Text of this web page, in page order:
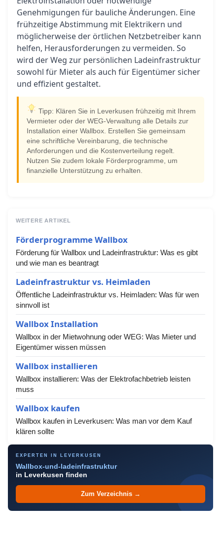
Genehmigungen für bauliche Änderungen. Eine
frühzeitige Abstimmung mit Elektrikern und
möglicherweise der örtlichen Netzbetreiber kann
helfen, Herausforderungen zu vermeiden. So
wird der Weg zur persönlichen Ladeinfrastruktur
sowohl für Mieter als auch für Eigentümer sicher
und effizient gestaltet.
Tipp: Klären Sie in Leverkusen frühzeitig mit Ihrem
Vermieter oder der WEG-Verwaltung alle Details zur
Installation einer Wallbox. Erstellen Sie gemeinsam
eine schriftliche Vereinbarung, die technische
Anforderungen und die Kostenverteilung regelt.
Nutzen Sie zudem lokale Förderprogramme, um
finanzielle Unterstützung zu erhalten.
WEITERE ARTIKEL
Förderprogramme Wallbox
Förderung für Wallbox und Ladeinfrastruktur: Was es gibt
und wie man es beantragt
Ladeinfrastruktur vs. Heimladen
Öffentliche Ladeinfrastruktur vs. Heimladen: Was für wen
sinnvoll ist
Wallbox Installation
Wallbox in der Mietwohnung oder WEG: Was Mieter und
Eigentümer wissen müssen
Wallbox installieren
Wallbox installieren: Was der Elektrofachbetrieb leisten
muss
Wallbox kaufen
Wallbox kaufen in Leverkusen: Was man vor dem Kauf
klären sollte
EXPERTEN IN LEVERKUSEN
Wallbox-und-ladeinfrastruktur
in Leverkusen finden
Zum Verzeichnis →